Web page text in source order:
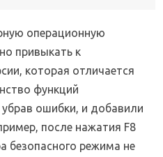
операционную
привыкать к
которая отличается
функций
ошибки, и добавили
после нажатия F8
безопасного режима не